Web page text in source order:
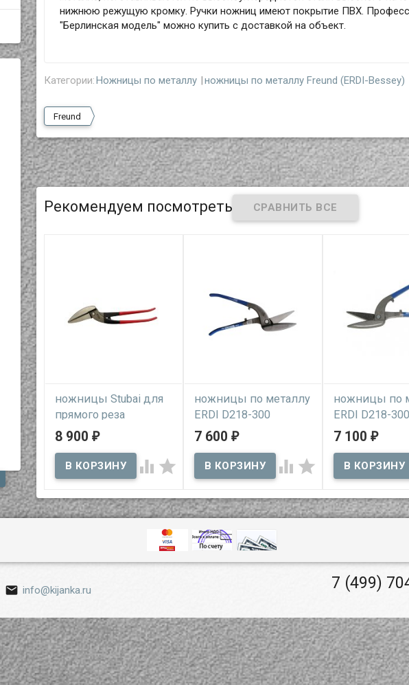
нижнюю режущую кромку. Ручки ножниц имеют покрытие ПВХ.
"Берлинская модель" можно купить с доставкой на объект.
Категории:Ножницы по металлу ножницы по металлу Freund (ERDI-Bessey)
Freund
Рекомендуем посмотреть
ножницы Stubai для
прямого реза
"пеликаны"
В наличии
ножницы Stubai для
это профессиональный
ручной инструмент для
роспуска металла
8 900 ₽
 
ножницы по металлу
ERDI D218-300
"Пеликаны" для
В наличии
ручные профессиональные
ножницы по металлу ERDI
D218-300 "пеликаны"
реза листового металла
7 600 ₽
 
ножницы по
ERDI D218-
"Пеликаны"
В наличии
ручные ножницы
металлу ERDI
"пеликаны"
7 100 ₽
 info@kijanka.ru 7 (499)